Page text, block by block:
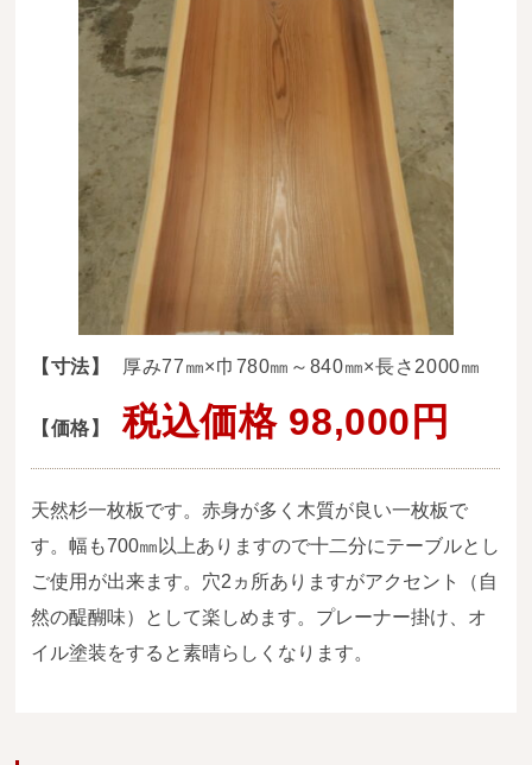
お問い合わせ
お客様の声
お買い物の流れ
送料・お支払い方法について
ご注文前の注意点
Attention
before ordering
一枚板を直販できる店
オイル塗装の
メンテナンスについて
オーダー加工について
当店の考え方
広葉樹一枚板
【寸法】 厚み77㎜×巾780㎜～840㎜×長さ2000㎜
【価格】 税込価格 98,000円
天然杉一枚板です。赤身が多く木質が良い一枚板で
す。幅も700㎜以上ありますので十二分にテーブルとし
ご使用が出来ます。穴2ヵ所ありますがアクセント（自
然の醍醐味）として楽しめます。プレーナー掛け、オ
イル塗装をすると素晴らしくなります。